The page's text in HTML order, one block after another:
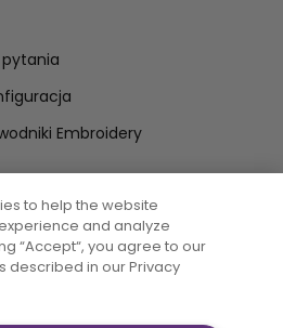
Embroidery
Wprowadź
to help the website
and analyze
“Accept“, you agree to our
described in our Privacy